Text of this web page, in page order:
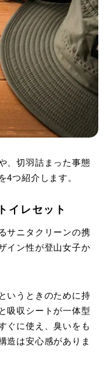
、切羽詰まった事態
4つ紹介します。
イレセット
サニタクリーンの携
イン性が登山女子か
いうときのために持
吸収シートが一体型
ぐに使え、臭いをも
造は安心感がありま